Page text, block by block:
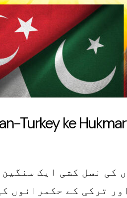
Turkey ke
کی نسل کشی ایک
ترکی کے حکمرانوں